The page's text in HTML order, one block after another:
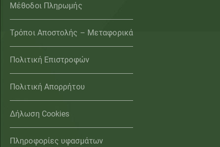
Μέθοδοι Πληρωμής
Τρόποι Αποστολής – Μεταφορικά
Πολιτική Επιστροφών
Πολιτική Απορρήτου
Δήλωση Cookies
Πληροφορίες υφασμάτων